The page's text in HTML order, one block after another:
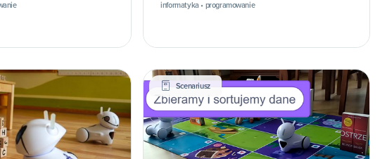
informatyka • programowanie
Scenariusz